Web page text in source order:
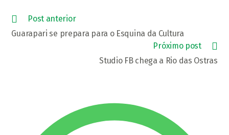
Leia
artigos
Post anterior
Guarapari se prepara para o Esquina da Cultura
Próximo post
Studio FB chega a Rio das Ostras